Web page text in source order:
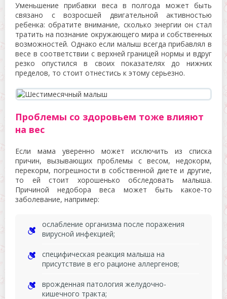
Уменьшение прибавки веса в полгода может быть
связано с возросшей двигательной активностью
ребенка: обратите внимание, сколько энергии он стал
тратить на познание окружающего мира и собственных
возможностей. Однако если малыш всегда прибавлял в
весе в соответствии с верхней границей нормы и вдруг
резко опустился в своих показателях до нижних
пределов, то стоит отнестись к этому серьезно.
Проблемы со здоровьем тоже влияют
на вес
Если мама уверенно может исключить из списка
причин, вызывающих проблемы с весом, недокорм,
перекорм, погрешности в собственной диете и другие,
то ей стоит хорошенько обследовать малыша.
Причиной недобора веса может быть какое-то
заболевание, например:
ослабление организма после поражения
вирусной инфекцией;
специфическая реакция малыша на
присутствие в его рационе аллергенов;
врожденная патология желудочно-
кишечного тракта;